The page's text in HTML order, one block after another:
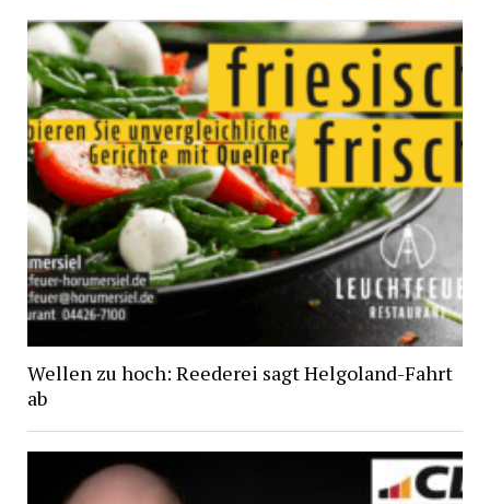
Wellen zu hoch: Reederei sagt Helgoland-Fahrt
ab